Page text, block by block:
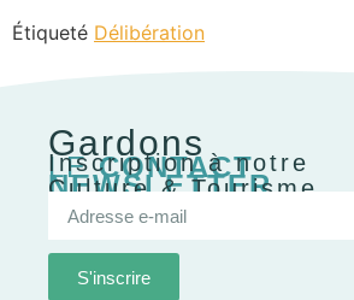
Étiqueté Délibération
Gardons
LECONTACT
Inscription à notre
NEWSLETTER
Culture & Tourisme
S'inscrire